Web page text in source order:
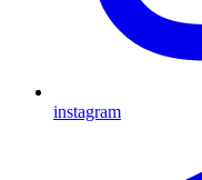
instagram